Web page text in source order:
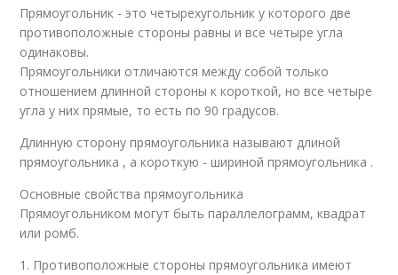
Прямоугольник - это четырехугольник у которого две
противоположные стороны равны и все четыре угла
одинаковы.
Прямоугольники отличаются между собой только
отношением длинной стороны к короткой, но все четыре
угла у них прямые, то есть по 90 градусов.
Длинную сторону прямоугольника называют длиной
прямоугольника , а короткую - шириной прямоугольника .
Основные свойства прямоугольника
Прямоугольником могут быть параллелограмм, квадрат
или ромб.
1. Противоположные стороны прямоугольника имеют